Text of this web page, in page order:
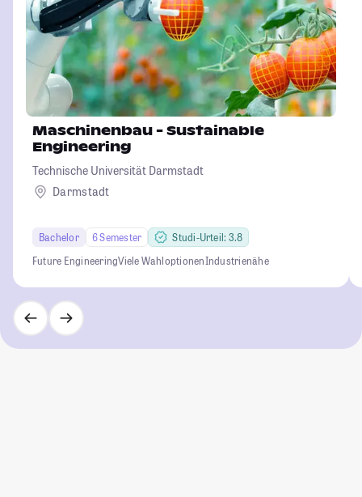
Maschinenbau - Sustainable
Engineering
Technische Universität Darmstadt
Darmstadt
Bachelor 6 Semester
Studi-Urteil: 3.8
Future EngineeringViele WahloptionenIndustrienähe